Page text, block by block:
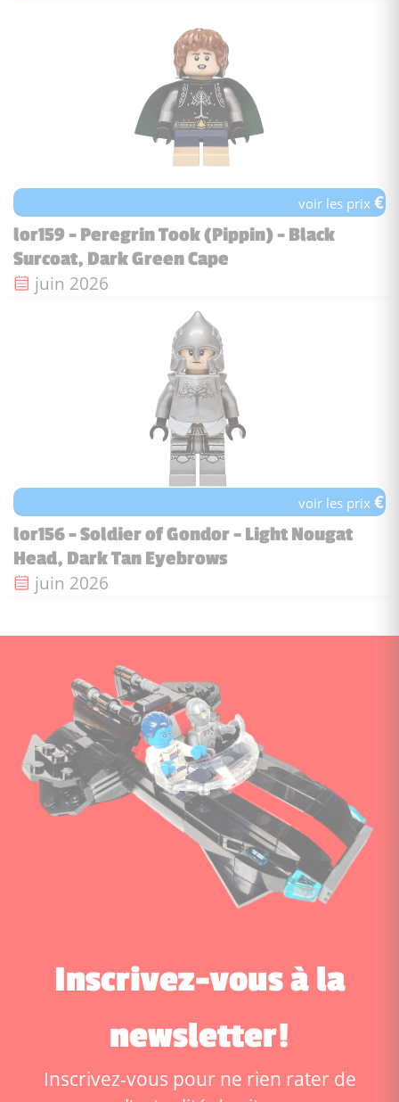
voir les prix€
lor159 - Peregrin Took (Pippin) - Black
Surcoat, Dark Green Cape
Date de sortie :
juin 2026
voir les prix€
lor156 - Soldier of Gondor - Light Nougat
Head, Dark Tan Eyebrows
Date de sortie :
juin 2026
Inscrivez-vous à la
newsletter!
Inscrivez-vous pour ne rien rater de